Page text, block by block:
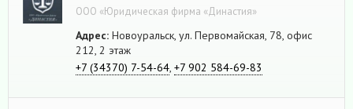
ООО «Юридическая фирма «Династия»
Адрес: Новоуральск, ул. Первомайская, 78, офис
212, 2 этаж
+7 (34370) 7-54-64 +7 902 584-69-83